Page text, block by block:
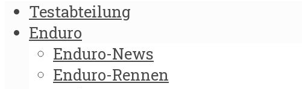
Testabteilung
Enduro
Enduro-News
Enduro-Rennen